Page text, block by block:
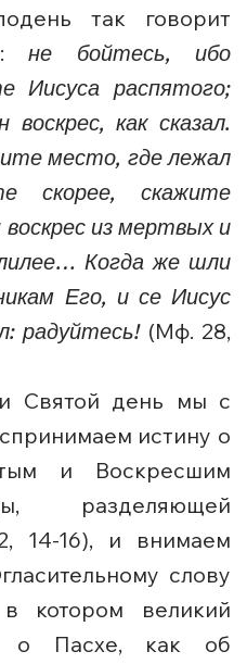
так говорит
не бойтесь, ибо
распятого;
как сказал.
место, где лежал
скорее, скажите
из мертвых и
Когда же шли
Его, и се Иисус
радуйтесь!(Мф. 28,
Святой день мы с
истину о
и Воскресшим
разделяющей
14-16), и внимаем
слову
котором великий
о Пасхе, как об